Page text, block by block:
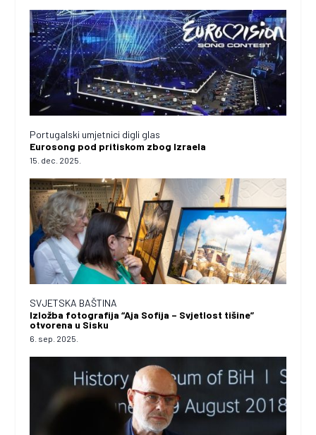
Portugalski umjetnici digli glas
Eurosong pod pritiskom zbog Izraela
15. dec. 2025.
SVJETSKA BAŠTINA
Izložba fotografija “Aja Sofija – Svjetlost tišine”
otvorena u Sisku
6. sep. 2025.